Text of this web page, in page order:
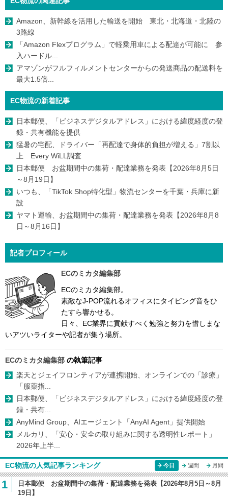
Amazon、新幹線を活用した輸送を開始 東北・北海道・北陸の
3路線
「Amazon Flexプログラム」で軽乗用車による配達が可能に 参
入ハードル...
アマゾンがフルフィルメントセンターからの発送商品の配送料を
最大1.5倍...
EC物流の新着記事
日本郵便、「ビジネスデジタルアドレス」における緯度経度の登
録・共有機能を提供
猛暑の宅配、ドライバー「再配達で身体的負担が増える」7割以
上 Every WiLL調査
日本郵便 お盆期間中の集荷・配達業務を発表【2026年8月5日
～8月19日】
いつも、「TikTok Shop特化型」物流センターを千葉・兵庫に新
設
ヤマト運輸、お盆期間中の集荷・配達業務を発表【2026年8月8
日～8月16日】
記者プロフィール
ECのミカタ編集部
ECのミカタ編集部。
素敵なJ-POP流れるオフィスにタイピング音をひ
たすら響かせる。
日々、EC業界に貢献すべく勉強と努力を惜しまな
いアツいライターや記者が集う場所。
ECのミカタ編集部 の執筆記事
楽天とジェイフロンティアが連携開始、オンラインでの「診療」
「服薬指...
日本郵便、「ビジネスデジタルアドレス」における緯度経度の登
録・共有...
AnyMind Group、AIエージェント「AnyAI Agent」提供開始
メルカリ、「安心・安全の取り組みに関する透明性レポート」
2026年上半...
EC物流の人気記事ランキング 今日 週間 月間
1
日本郵便 お盆期間中の集荷・配達業務を発表【2026年8月5日～8月
19日】